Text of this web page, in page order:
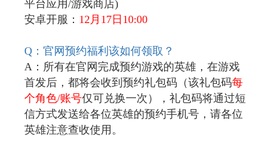
平台应用/游戏商店)
安卓开服： 12 月17日10:00
Q ：官网预约福利该如何领取？
A：所有在官网完成预约游戏的英雄，在游戏
首发后，都将会收到预约礼包码（该礼包码每
个角色/账号仅可兑换一次），礼包码将通过短
信方式发送给各位英雄的预约手机号，请各位
英雄注意查收使用。